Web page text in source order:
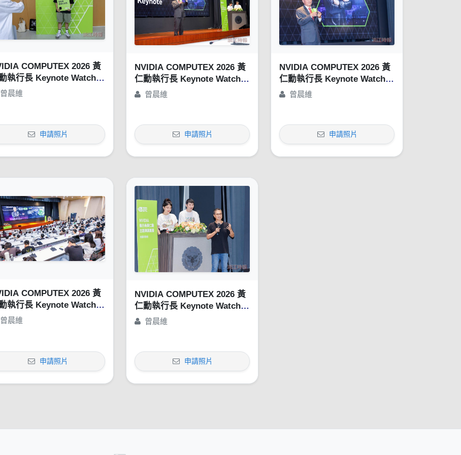
COMPUTEX 2026 黃
執行長 Keynote Watch
曾晨維
申請照片
NVIDIA COMPUTEX 2026 黃
仁勳執行長 Keynote Watch
Party曾晨維
申請照片
NVIDIA COMPUTEX 2026 黃
仁勳執行長 Keynote Watch
Party曾晨維
申請照片
COMPUTEX 2026 黃
執行長 Keynote Watch
曾晨維
申請照片
NVIDIA COMPUTEX 2026 黃
仁勳執行長 Keynote Watch
Party曾晨維
申請照片